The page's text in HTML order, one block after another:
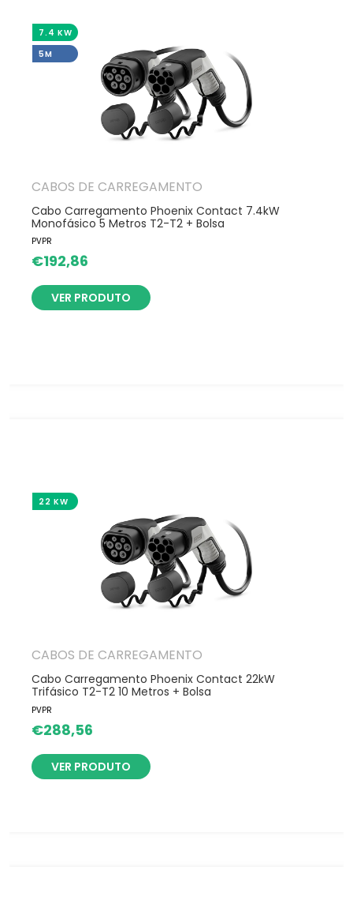
CABOS DE CARREGAMENTO
Cabo Carregamento Phoenix Contact 7.4kW
Monofásico 5 Metros T2-T2 + Bolsa
PVPR
€192,86
VER PRODUTO
7.4 KW
5M
CABOS DE CARREGAMENTO
Cabo Carregamento Phoenix Contact 22kW
Trifásico T2-T2 10 Metros + Bolsa
PVPR
€288,56
VER PRODUTO
22 KW